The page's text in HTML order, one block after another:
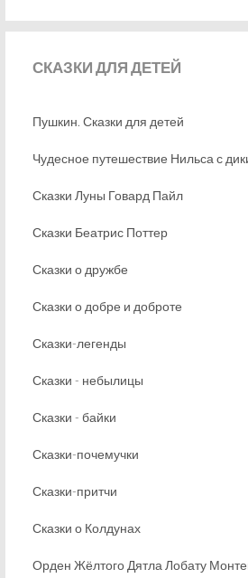
СКАЗКИДЛЯ ДЕТЕЙ
Пушкин. Сказки для детей
Чудесное путешествие Нильса с
Сказки Луны Говард Пайл
Сказки Беатрис Поттер
Сказки о дружбе
Сказки о добре и доброте
Сказки-легенды
Сказки - небылицы
Сказки - байки
Сказки-почемучки
Сказки-притчи
Сказки о Колдунах
Орден Жёлтого Дятла Лобату